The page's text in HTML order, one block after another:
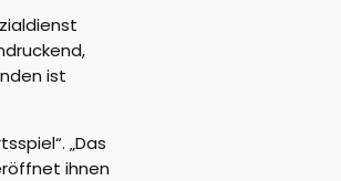
ist
„Das
ihnen